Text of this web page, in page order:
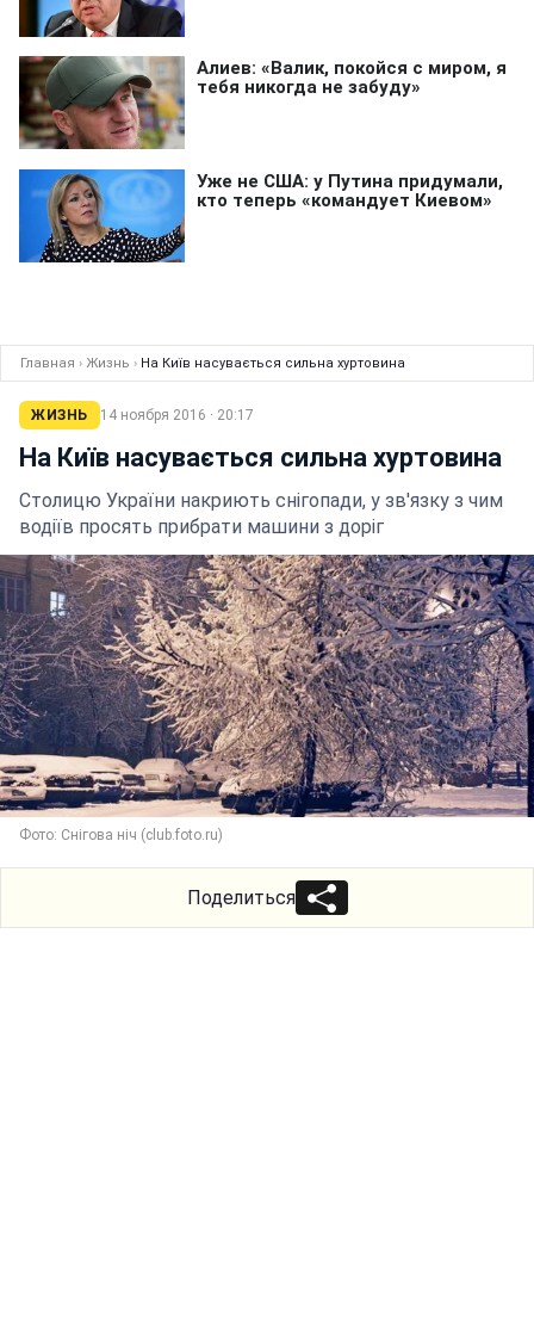
Главная › Жизнь › На Київ насувається сильна хуртовина
ЖИЗНЬ 14 ноября 2016 · 20:17
На Київ насувається сильна хуртовина
Столицю України накриють снігопади, у зв'язку з чим
водіїв просять прибрати машини з доріг
Фото: Снігова ніч (club.foto.ru)
Поделиться